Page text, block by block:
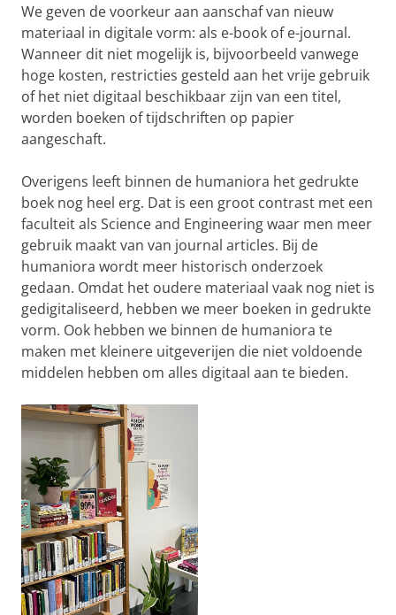
We geven de voorkeur aan aanschaf van nieuw
materiaal in digitale vorm: als e-book of e-journal.
Wanneer dit niet mogelijk is, bijvoorbeeld vanwege
hoge kosten, restricties gesteld aan het vrije gebruik
of het niet digitaal beschikbaar zijn van een titel,
worden boeken of tijdschriften op papier
aangeschaft.
Overigens leeft binnen de humaniora het gedrukte
boek nog heel erg. Dat is een groot contrast met een
faculteit als Science and Engineering waar men meer
gebruik maakt van van journal articles. Bij de
humaniora wordt meer historisch onderzoek
gedaan. Omdat het oudere materiaal vaak nog niet is
gedigitaliseerd, hebben we meer boeken in gedrukte
vorm. Ook hebben we binnen de humaniora te
maken met kleinere uitgeverijen die niet voldoende
middelen hebben om alles digitaal aan te bieden.